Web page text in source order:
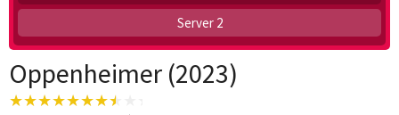
Server 2
Oppenheimer (2023)